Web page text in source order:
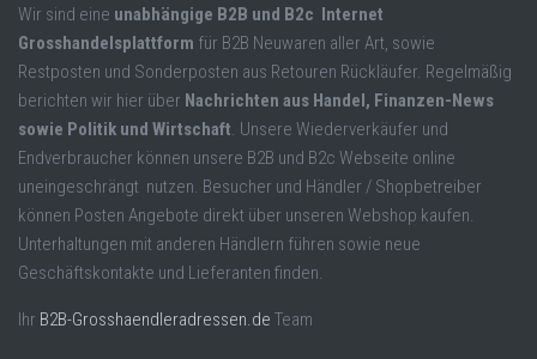
Wir sind eine unabhängige B2B und B2c Internet
Grosshandelsplattform für B2B Neuwaren aller Art, sowie
Restposten und Sonderposten aus Retouren Rückläufer. Regelmäßig
berichten wir hier über Nachrichten aus Handel, Finanzen-News
sowie Politik und Wirtschaft. Unsere Wiederverkäufer und
Endverbraucher können unsere B2B und B2c Webseite online
uneingeschrängt nutzen. Besucher und Händler / Shopbetreiber
können Posten Angebote direkt über unseren Webshop kaufen.
Unterhaltungen mit anderen Händlern führen sowie neue
Geschäftskontakte und Lieferanten finden.
Ihr B2B-Grosshaendleradressen.de Team